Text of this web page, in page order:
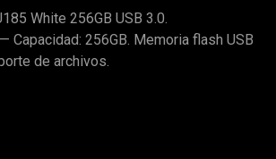
White 256GB USB 3.0.
Capacidad: 256GB. Memoria flash USB
de archivos.